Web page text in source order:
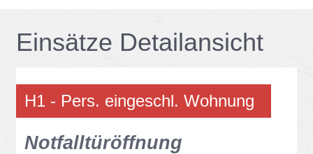
Ein­sät­ze De­tail­an­sicht
H1 - Pers. ein­ge­schl. Woh­nung
Not­fall­tür­öff­nung